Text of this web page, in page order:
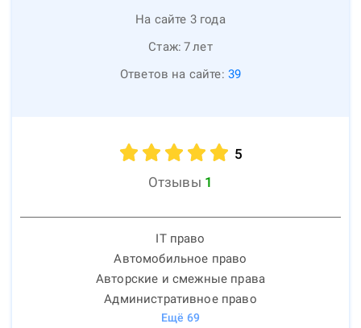
На сайте 3 года
Стаж: 7лет
Ответов на сайте: 39
5
Отзывы 1
IT право
Автомобильное право
Авторские и смежные права
Административное право
Ещё 69